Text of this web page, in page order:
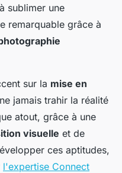
sublimer une
remarquable grâce à
sur la mise en
jamais trahir la réalité
atout, grâce à une
visuelle et de
ces aptitudes,
l'expertise Connect